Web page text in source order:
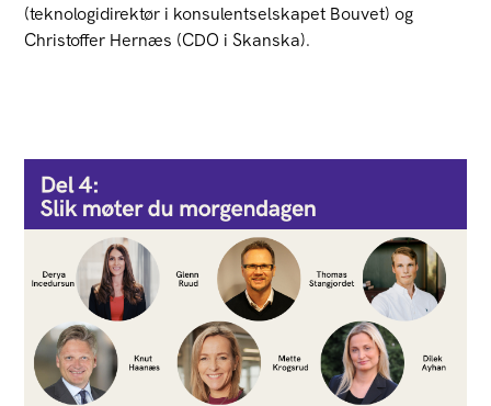
(teknologidirektør i konsulentselskapet Bouvet) og
Christoffer Hernæs (CDO i Skanska).